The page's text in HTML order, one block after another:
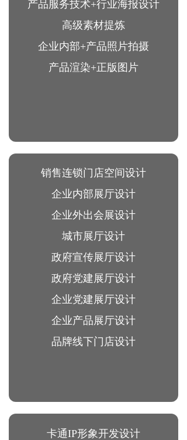
产品服务技术+行业海报设计
高级素材提炼
企业内部+产品照片拍摄
产品渲染+正版图片
销售连锁门店空间设计
企业内部展厅设计
企业外出会展设计
城市展厅设计
政府宣传展厅设计
政府党建展厅设计
企业党建展厅设计
企业产品展厅设计
品牌线下门店设计
卡通IP形象开发设计